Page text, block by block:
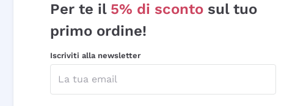
Per te il 5% di sconto sul tuo
primo ordine!
Iscriviti alla newsletter